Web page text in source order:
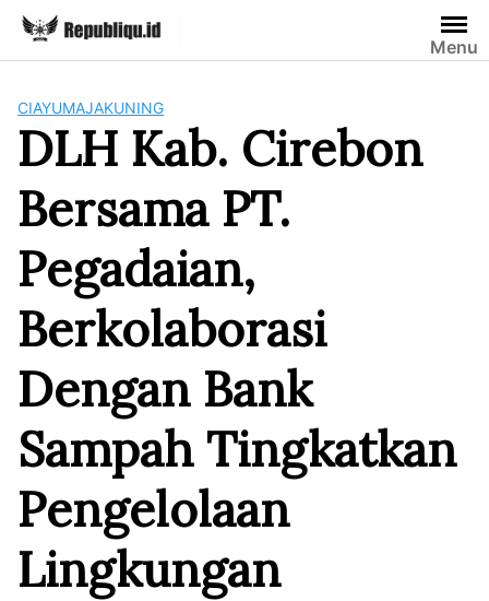
Skip
content
Menu
CIAYUMAJAKUNING
DLH Kab. Cirebon
Bersama PT.
Pegadaian,
Berkolaborasi
Dengan Bank
Sampah Tingkatkan
Pengelolaan
Lingkungan